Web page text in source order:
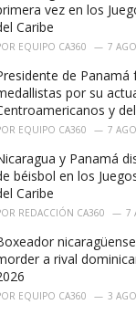
vez en los
Caribe
EQUIPO CA360 7
de Panamá
por su
y
EQUIPO CA360 7
y Panamá
béisbol en los
Caribe
REDACCIÓN CA360 7
a rival
EQUIPO CA360 3